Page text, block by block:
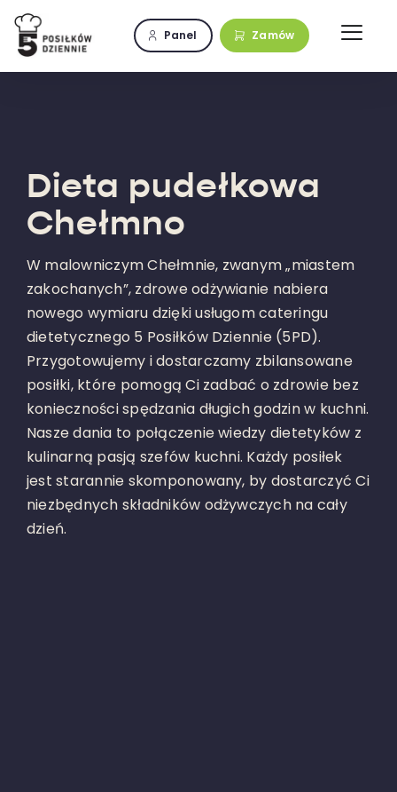
Przejdź
zawartości
Panel Zamów
Dieta pudełkowa
Chełmno
W malowniczym Chełmnie, zwanym „miastem
zakochanych”, zdrowe odżywianie nabiera
nowego wymiaru dzięki usługom cateringu
dietetycznego 5 Posiłków Dziennie (5PD).
Przygotowujemy i dostarczamy zbilansowane
posiłki, które pomogą Ci zadbać o zdrowie bez
konieczności spędzania długich godzin w kuchni.
Nasze dania to połączenie wiedzy dietetyków z
kulinarną pasją szefów kuchni. Każdy posiłek
jest starannie skomponowany, by dostarczyć Ci
niezbędnych składników odżywczych na cały
dzień.